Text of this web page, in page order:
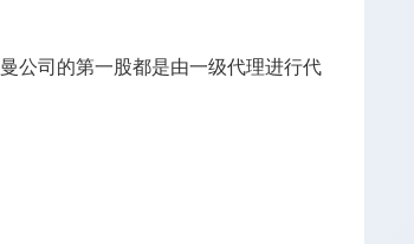
公司的第一股都是由一级代理进行代